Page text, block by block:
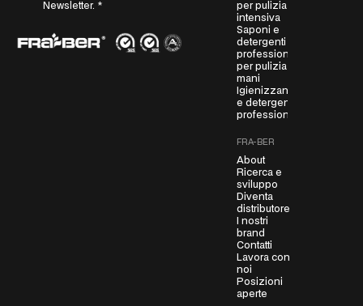
g
Newsletter. *
per pulizia
intensiva
Saponi e
detergenti
professionali
per pulizia
mani
Igienizzanti
e detergenti
professionali
FRA-BER
About
Ricerca e
sviluppo
Diventa
distributore
I nostri
brand
Contatti
Lavora con
noi
Posizioni
aperte